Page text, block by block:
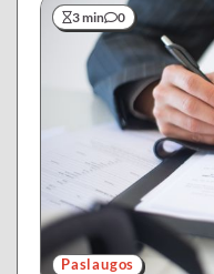
3 min 0
Paslaugos